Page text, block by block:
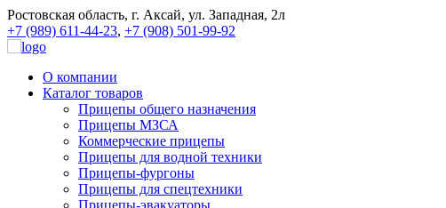
Ростовская область, г. Аксай, ул. Западная, 2л
+7 (989) 611-44-23, +7 (908) 501-99-92
О компании
Каталог товаров
Прицепы общего назначения
Прицепы МЗСА
Коммерческие прицепы
Прицепы для водной техники
Прицепы-фургоны
Прицепы для спецтехники
Прицепы-эвакуаторы